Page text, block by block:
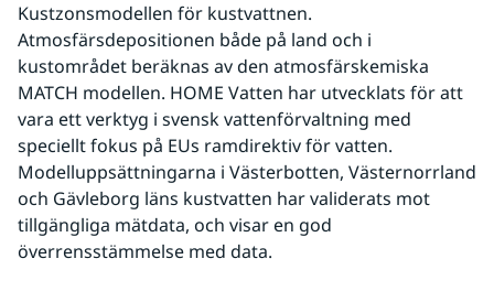
Kustzonsmodellen för kustvattnen.
Atmosfärsdepositionen både på land och i
kustområdet beräknas av den atmosfärskemiska
MATCH modellen. HOME Vatten har utvecklats för att
vara ett verktyg i svensk vattenförvaltning med
speciellt fokus på EUs ramdirektiv för vatten.
Modelluppsättningarna i Västerbotten, Västernorrland
och Gävleborg läns kustvatten har validerats mot
tillgängliga mätdata, och visar en god
överrensstämmelse med data.